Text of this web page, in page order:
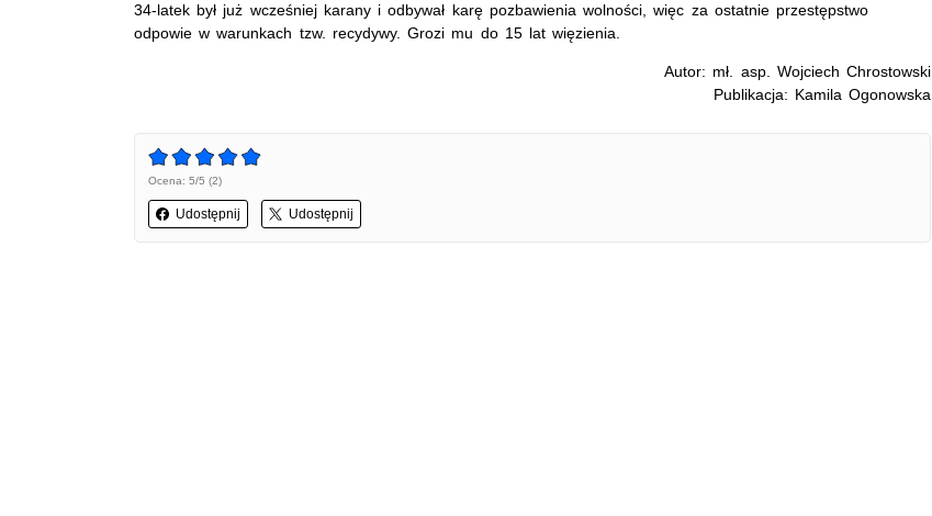
34-latek był już wcześniej karany i odbywał karę pozbawienia wolności, więc za ostatnie przestępstwo
odpowie w warunkach tzw. recydywy. Grozi mu do 15 lat więzienia.
Autor: mł. asp. Wojciech Chrostowski
Publikacja: Kamila Ogonowska
Ocena: 5/5 (2)
Udostępnij Udostępnij